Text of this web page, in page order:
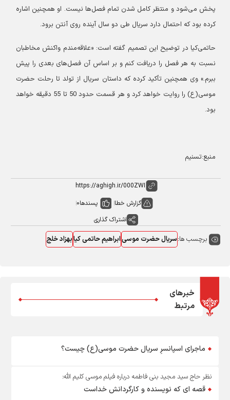
پخش می‌شود و منتظر کامل شدن تمام فصل‌ها نیست. او همچنین اشاره
کرده بود که احتمال دارد سریال طی دو سال آینده روی آنتن برود.
حاتمی‌کیا در توضیح این تصمیم گفته است: «علاقه‌مندم واکنش مخاطبان
نسبت به هر فصل را دریافت کنم و بر اساس آن فصل‌های بعدی را پیش
ببرم.» وی همچنین تأکید کرده که داستان سریال از تولد تا رحلت حضرت
موسی(ع) را روایت خواهد کرد و هر قسمت حدود 50 تا 55 دقیقه خواهد
بود.
منبع:تسنیم
گزارش خطا پسندها0
اشتراک گذاری
برچسب ها:سریال حضرت موسیابراهیم حاتمی کیابهزاد خلج
خبرهای
مرتبط
ماجرای اسپانسرِ سریال حضرت موسی(ع) چیست؟
نظر حاج سید مجید بنی فاطمه درباره فیلم موسی کلیم الله:
قصه ای که نویسنده و کارگردانش خداست